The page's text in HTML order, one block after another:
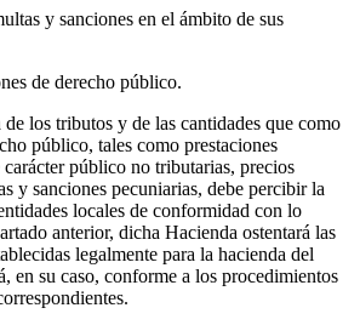
y sanciones en el ámbito de sus
de derecho público.
de los tributos y de las cantidades que como
público, tales como prestaciones
público no tributarias, precios
y sanciones pecuniarias, debe percibir la
locales de conformidad con lo
anterior, dicha Hacienda ostentará las
legalmente para la hacienda del
en su caso, conforme a los procedimientos